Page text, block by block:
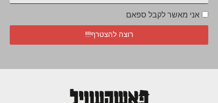
אני מאשר לקבל ספאם
רוצה להצטרף!!!